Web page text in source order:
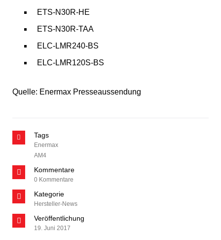
ETS-N30R-HE
ETS-N30R-TAA
ELC-LMR240-BS
ELC-LMR120S-BS
Quelle: Enermax Presseaussendung
Tags
Enermax
AM4
Kommentare
0 Kommentare
Kategorie
Hersteller-News
Veröffentlichung
19. Juni 2017